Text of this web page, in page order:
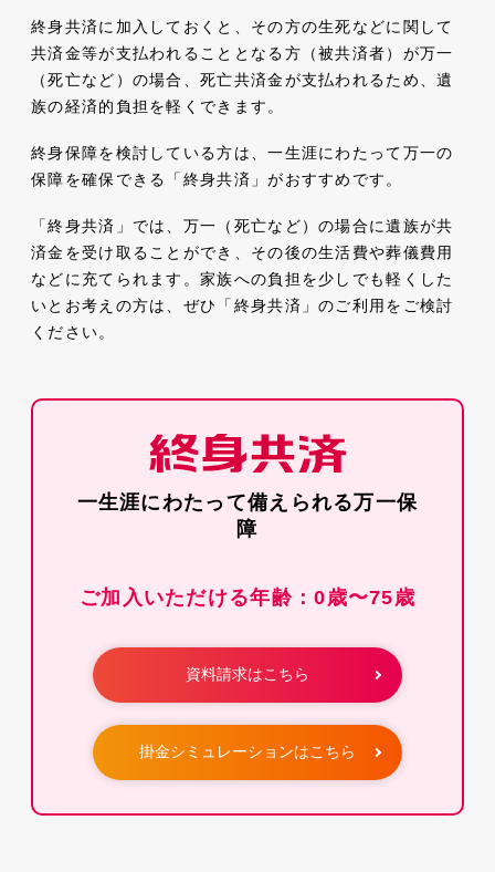
終身共済に加入しておくと、その方の生死などに関して
共済金等が支払われることとなる方（被共済者）が万一
（死亡など）の場合、死亡共済金が支払われるため、遺
族の経済的負担を軽くできます。
終身保障を検討している方は、一生涯にわたって万一の
保障を確保できる「終身共済」がおすすめです。
「終身共済」では、万一（死亡など）の場合に遺族が共
済金を受け取ることができ、その後の生活費や葬儀費用
などに充てられます。家族への負担を少しでも軽くした
いとお考えの方は、ぜひ「終身共済」のご利用をご検討
ください。
一生涯にわたって備えられる万一保
障
ご加入いただける年齢：0歳〜75歳
資料請求はこちら
掛金シミュレーションはこちら